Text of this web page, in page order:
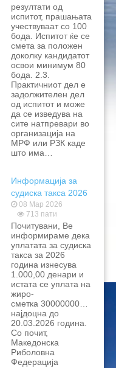
резултати од
испитот, прашањата
учествуваат со 100
бода. Испитот ќе се
смета за положен
доколку кандидатот
освои минимум 80
бода. 2.3.
Практичниот дел е
задолжителен дел
од испитот и може
да се изведува на
сите натпревари во
организација на
МРФ или РЗК каде
што има…
Информација за
судиска такса 2026
08 Мар 2026
713 пати
Почитувани, Ве
информираме дека
уплатата за судиска
такса за 2026
година изнесува
1.000,00 денари и
истата се уплата на
жиро-
сметка 300000003255065,
најдоцна до
20.03.2026 година.
Со почит,
Македонска
Риболовна
Федерација